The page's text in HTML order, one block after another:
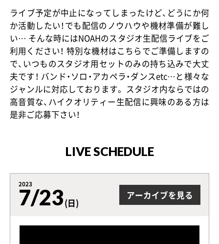
ライブ予定が中止になってしまったけど、どうにか何
か活動したい！でも配信のノウハウや機材準備が難し
い… そんな時にはNOAHのスタジオ生配信ライブをご
利用ください！ 特別な機材はこちらでご準備しますの
で、いつものスタジオ用セットのみの持ち込みで大丈
夫です！ バンド・ソロ・アカペラ・ダンスetc…と様々な
ジャンルに対応しております。 スタジオ内ならではの
高音質な、ハイクオリティー生配信に興味のある方は
是非ご応募下さい！
LIVE SCHEDULE
2023
7/23(日)
アーカイブを見る